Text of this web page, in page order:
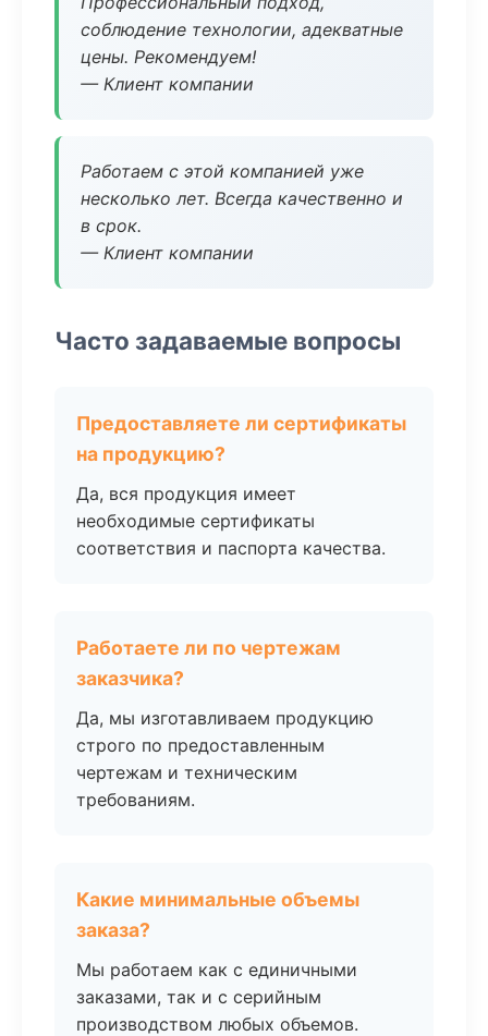
соблюдение технологии, адекватные
цены. Рекомендуем!
— Клиент компании
Работаем с этой компанией уже
несколько лет. Всегда качественно и
в срок.
— Клиент компании
Часто задаваемые вопросы
Предоставляете ли сертификаты
на продукцию?
Да, вся продукция имеет
необходимые сертификаты
соответствия и паспорта качества.
Работаете ли по чертежам
заказчика?
Да, мы изготавливаем продукцию
строго по предоставленным
чертежам и техническим
требованиям.
Какие минимальные объемы
заказа?
Мы работаем как с единичными
заказами, так и с серийным
производством любых объемов.